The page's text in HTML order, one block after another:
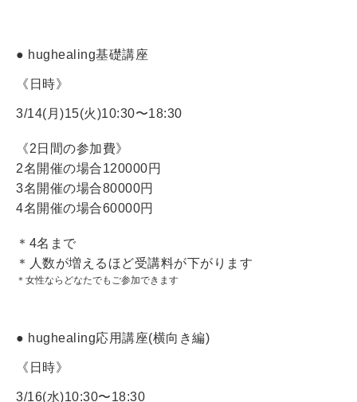
● hughealing基礎講座
《日時》
3/14(月)15(火)10:30〜18:30
《2日間の参加費》
2名開催の場合120000円
3名開催の場合80000円
4名開催の場合60000円
＊4名まで
＊人数が増えるほど受講料が下がります
＊女性ならどなたでもご参加できます
● hughealing応用講座(横向き編)
《日時》
3/16(水)10:30〜18:30